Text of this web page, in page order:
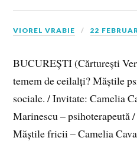
VIOREL VRABIE 22
BUCUREȘTI (Cărturești
temem de ceilalți? Măștile
sociale. / Invitate: Camelia
Marinescu – psihoterapeută
Măștile fricii – Camelia